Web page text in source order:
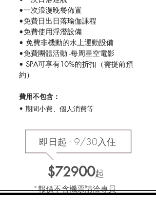
•一次浪漫晚餐佈置
•免費日出日落瑜伽課程
•免費使用浮潛設備
• 免費非機動的水上運動設備
•免費團體活動 -每周星空電影
• SPA可享有10%的折扣（需提前預
約）
費用不包含：
• 期間小費、個人消費等
即日起 - 9/30入住
$72900起
*報價不含機票請洽專員